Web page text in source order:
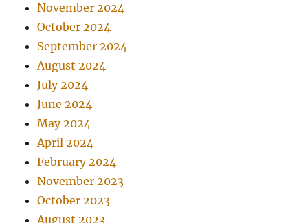
November 2024
October 2024
September 2024
August 2024
July 2024
June 2024
May 2024
April 2024
February 2024
November 2023
October 2023
August 2023